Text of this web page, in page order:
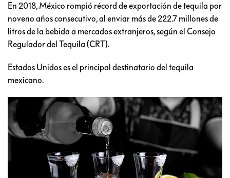
En 2018, México rompió récord de exportación de tequila por
noveno años consecutivo, al enviar más de 222.7 millones de
litros de la bebida a mercados extranjeros, según el Consejo
Regulador del Tequila (CRT).
Estados Unidos es el principal destinatario del tequila
mexicano.